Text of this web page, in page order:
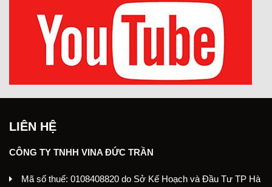
LIÊN HỆ
CÔNG TY TNHH VINA ĐỨC TRẦN
Mã số thuế: 0108408820 do Sở Kế Hoạch và Đầu Tư TP Hà